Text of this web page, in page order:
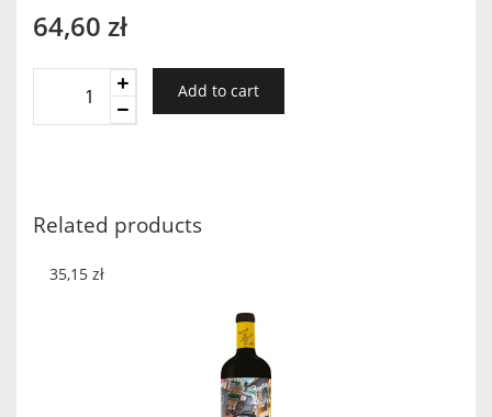
64,60 zł
Renadoro
2018
quantity
Add to cart
Related products
35,15 zł